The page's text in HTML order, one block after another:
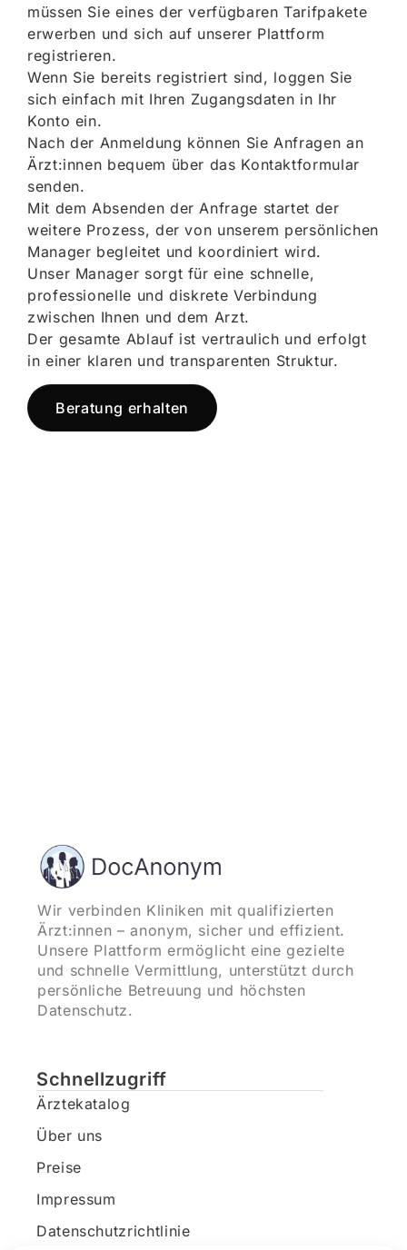
müssen Sie eines der verfügbaren Tarifpakete
erwerben und sich auf unserer Plattform
registrieren.
Wenn Sie bereits registriert sind, loggen Sie
sich einfach mit Ihren Zugangsdaten in Ihr
Konto ein.
Nach der Anmeldung können Sie Anfragen an
Ärzt:innen bequem über das Kontaktformular
senden.
Mit dem Absenden der Anfrage startet der
weitere Prozess, der von unserem persönlichen
Manager begleitet und koordiniert wird.
Unser Manager sorgt für eine schnelle,
professionelle und diskrete Verbindung
zwischen Ihnen und dem Arzt.
Der gesamte Ablauf ist vertraulich und erfolgt
in einer klaren und transparenten Struktur.
Beratung erhalten
Wir verbinden Kliniken mit qualifizierten
Ärzt:innen – anonym, sicher und effizient.
Unsere Plattform ermöglicht eine gezielte
und schnelle Vermittlung, unterstützt durch
persönliche Betreuung und höchsten
Datenschutz.
Schnellzugriff
Ärztekatalog
Über uns
Preise
Impressum
Datenschutzrichtlinie